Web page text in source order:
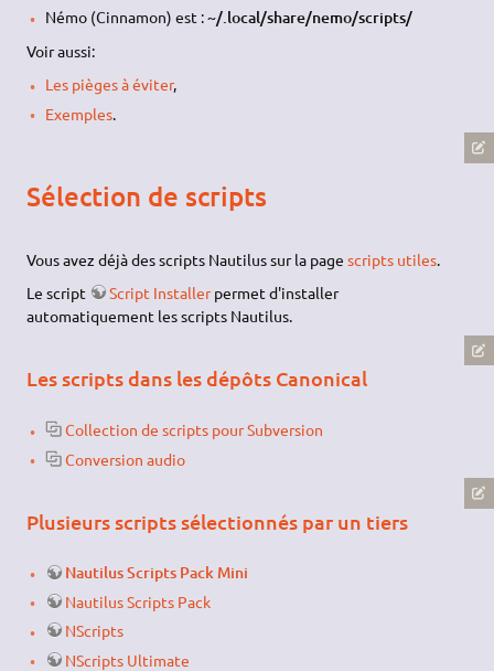
Némo (Cinnamon) est :~/.local/share/nemo/scripts/
Voir aussi:
Les pièges à éviter,
Exemples.
Sélection de scripts
Vous avez déjà des scripts Nautilus sur la pagescripts utiles.
Le script
Script Installerpermet d'installer
automatiquement les scripts Nautilus.
Les scripts dans les dépôts Canonical
Collection de scripts pour Subversion
Conversion audio
Plusieurs scripts sélectionnés par un tiers
Nautilus Scripts Pack Mini
Nautilus Scripts Pack
NScripts
NScripts Ultimate